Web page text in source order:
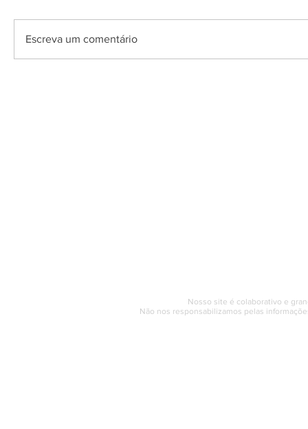
Escreva um comentário
Nosso site é colaborativo e
Não nos responsabilizamos pelas